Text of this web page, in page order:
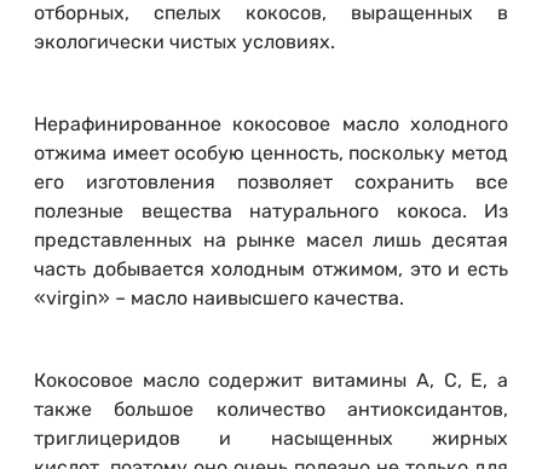
отборных, спелых кокосов, выращенных в
экологически чистых условиях.
Нерафинированное кокосовое масло холодного
отжима имеет особую ценность, поскольку метод
его изготовления позволяет сохранить все
полезные вещества натурального кокоса. Из
представленных на рынке масел лишь десятая
часть добывается холодным отжимом, это и есть
«virgin» – масло наивысшего качества.
Кокосовое масло содержит витамины А, С, Е, а
также большое количество антиоксидантов,
триглицеридов и насыщенных жирных